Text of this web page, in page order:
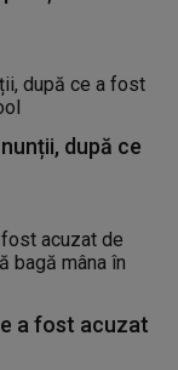
după ce
a fost acuzat